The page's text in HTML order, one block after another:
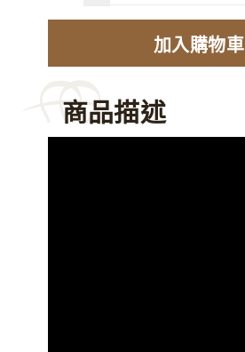
加入購物車
商品描述